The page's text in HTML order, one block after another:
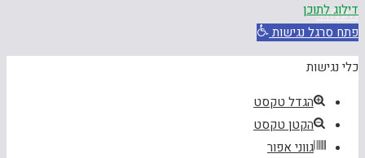
העמוד
דילוג לתוכן
פתח סרגל נגישות
כלי נגישות
הגדל טקסט
הקטן טקסט
גווני אפור